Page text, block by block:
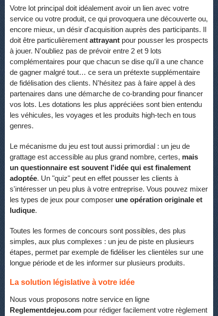
Votre lot principal doit idéalement avoir un lien avec votre
service ou votre produit, ce qui provoquera une découverte ou,
encore mieux, un désir d'acquisition auprès des participants. Il
doit être particulièrement attrayant pour pousser les prospects
à jouer. N'oubliez pas de prévoir entre 2 et 9 lots
complémentaires pour que chacun se dise qu'il a une chance
de gagner malgré tout… ce sera un prétexte supplémentaire
de fidélisation des clients. N'hésitez pas à faire appel à des
partenaires dans une démarche de co-branding pour financer
vos lots. Les dotations les plus appréciées sont bien entendu
les véhicules, les voyages et les produits high-tech en tous
genres.
Le mécanisme du jeu est tout aussi primordial : un jeu de
grattage est accessible au plus grand nombre, certes, mais
un questionnaire est souvent l'idée qui est finalement
adoptée. Un "quiz" peut en effet pousser les clients à
s'intéresser un peu plus à votre entreprise. Vous pouvez mixer
les types de jeux pour composer une opération originale et
ludique.
Toutes les formes de concours sont possibles, des plus
simples, aux plus complexes : un jeu de piste en plusieurs
étapes, permet par exemple de fidéliser les clientèles sur une
longue période et de les informer sur plusieurs produits.
La solution législative à votre idée
Nous vous proposons notre service en ligne
Reglementdejeu.com pour rédiger facilement votre règlement